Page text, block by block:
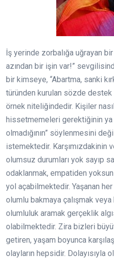
İş yerinde zorbalığa uğrayan
azından bir işin var!”
bir kimseye, “Abartma, sanki
türünden kurulan sözde
örnek niteliğindedir. Kişiler
hissetmemeleri gerektiğinin ya
olmadığının” söylenmesini
istemektedir. Karşımızdakinin
olumsuz durumları yok sayıp
odaklanmak, empatiden
yol açabilmektedir. Yaşanan
olumlu bakmaya çalışmak
olumluluk aramak gerçeklik
olabilmektedir. Zira bizleri
getiren, yaşam boyunca
olayların hepsidir. Dolayısıyla